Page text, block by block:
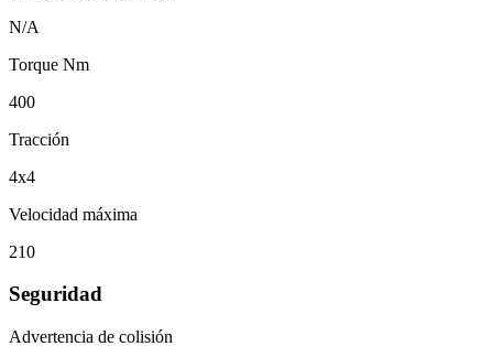
N/A
Torque Nm
400
Tracción
4x4
Velocidad máxima
210
Seguridad
Advertencia de colisión